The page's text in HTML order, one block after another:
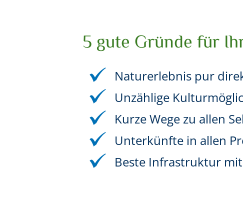
5 gute Gründe für
Naturerlebnis pur
Unzählige
Kurze Wege zu allen
Unterkünfte in allen
Beste Infrastruktur